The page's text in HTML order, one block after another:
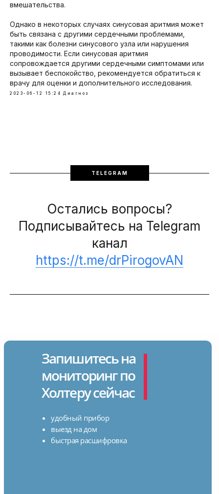
вмешательства.
Однако в некоторых случаях синусовая аритмия может
быть связана с другими сердечными проблемами,
такими как болезни синусового узла или нарушения
проводимости. Если синусовая аритмия
сопровождается другими сердечными симптомами или
вызывает беспокойство, рекомендуется обратиться к
врачу для оценки и дополнительного исследования.
2023-06-12 15:24 Диагноз
TELEGRAM
Остались вопросы?
Подписывайтесь на Telegram
канал
https://t.me/drPirogovAN
Запишитесь на
мониторинг по
Холтеру сейчас
удобный прибор
выезд на дом
быстрая расшифровка